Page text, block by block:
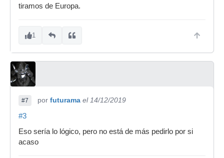
tiramos de Europa.
1
#7 por futurama el 14/12/2019
#3
Eso sería lo lógico, pero no está de más pedirlo por si
acaso